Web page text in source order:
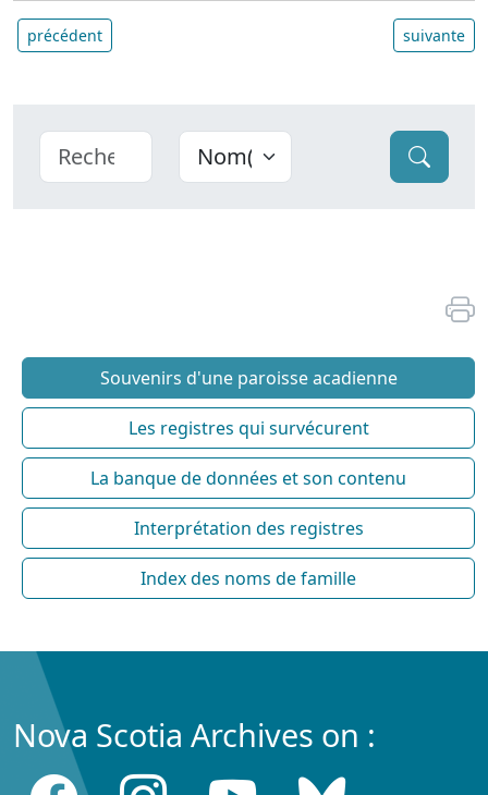
précédent suivante
Souvenirs d'une paroisse acadienne
Les registres qui survécurent
La banque de données et son contenu
Interprétation des registres
Index des noms de famille
Nova Scotia Archives on :